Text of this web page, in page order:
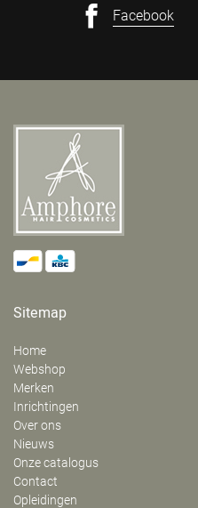
Facebook
Sitemap
Home
Webshop
Merken
Inrichtingen
Over ons
Nieuws
Onze catalogus
Contact
Opleidingen